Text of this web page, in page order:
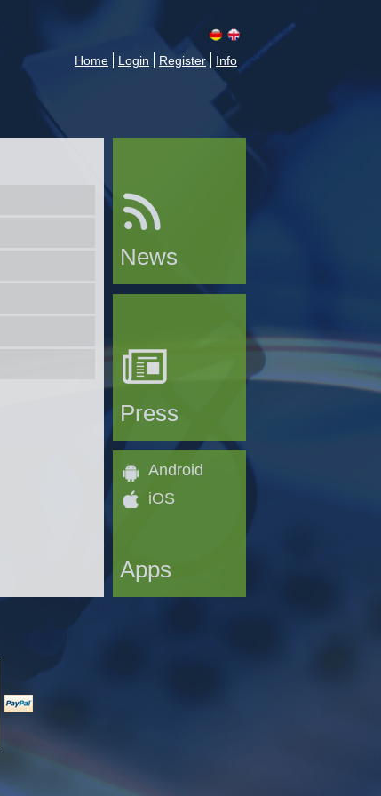
Home Login Register Info
News
Press
Android
iOS
Apps